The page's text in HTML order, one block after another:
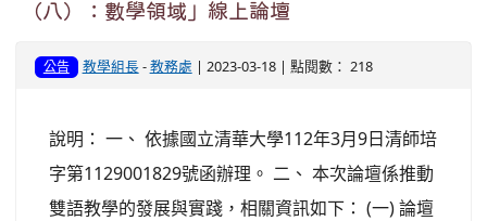
（八）：數學領域」線上論壇
公告 教學組長-教務處 | 2023-03-18 | 點閱數： 218
說明： 一、 依據國立清華大學112年3月9日清師培
字第1129001829號函辦理。 二、 本次論壇係推動
雙語教學的發展與實踐，相關資訊如下： (一) 論壇